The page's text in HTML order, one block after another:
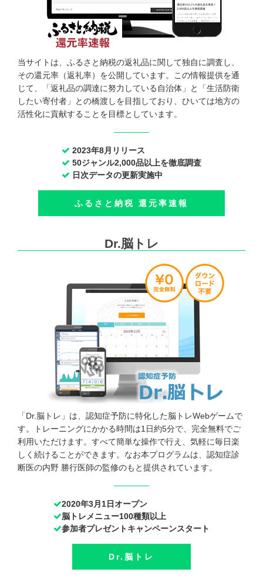
当サイトは、ふるさと納税の返礼品に関して独自に調査し、
その還元率（返礼率）を公開しています。この情報提供を通
じて、「返礼品の調達に努力している自治体」と「生活防衛
したい寄付者」との橋渡しを目指しており、ひいては地方の
活性化に貢献することを目標としています。
2023年8月リリース
50ジャンル2,000品以上を徹底調査
日次データの更新実施中
ふるさと納税 還元率速報
Dr.脳トレ
「Dr.脳トレ」は、認知症予防に特化した脳トレWebゲームで
す。トレーニングにかかる時間は1日約5分で、完全無料でご
利用いただけます。すべて簡単な操作で行え、気軽に毎日楽
しく続けることができます。なお本プログラムは、認知症診
断医の内野 勝行医師の監修のもと提供されています。
2020年3月1日オープン
脳トレメニュー100種類以上
参加者プレゼントキャンペーンスタート
Dr.脳トレ